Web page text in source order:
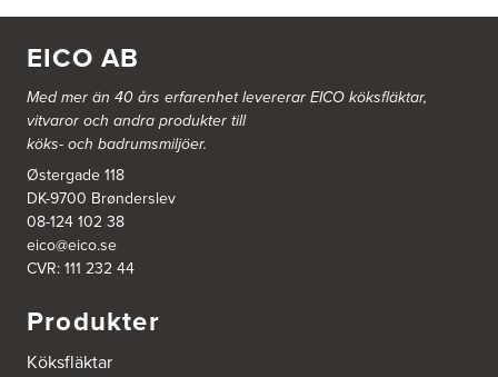
431 53 Mölndal
Tel.:31864380
Ballingslöv Arninge
Hantverkarvägen 14
187 66 Täby
Tel.:0046-86300150
http://www.ballingslov.se
Ballingslöv Borås
Tel.:0046-333232502
EICO AB
Med mer än 40 års erfarenhet levererar EICO köksfläktar,
vitvaror och andra produkter till
köks- och badrumsmiljöer.
Østergade 118
DK-9700 Brønderslev
08-124 102 38
eico@eico.se
CVR: 111 232 44
Produkter
Köksfläktar